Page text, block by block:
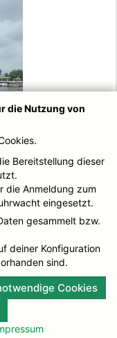
die Nutzung von
Bereitstellung dieser
die Anmeldung zum
eingesetzt.
gesammelt bzw.
deiner Konfiguration
sind.
Cookies